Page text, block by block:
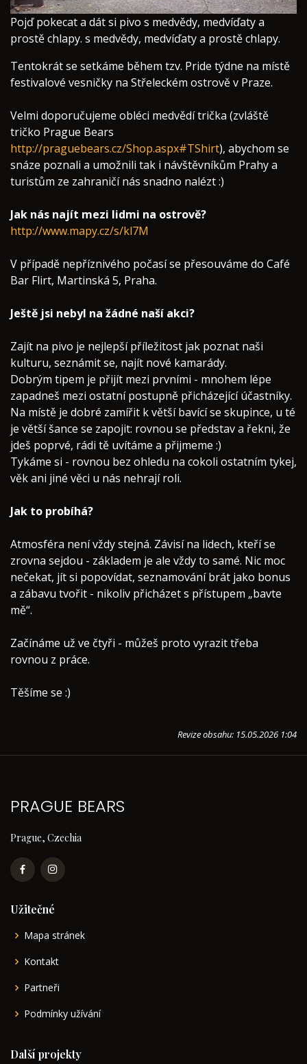
Pojď pokecat a dát si pivo s medvědy, medvíďaty a
prostě chlapy. s medvědy, medvíďaty a prostě chlapy.
Tentokrát se setkáme během tzv. Pride týdne na místě
festivalové vesničky na Střeleckém ostrově v Praze.
Velmi doporučujeme obléci medvědí trička (zvláště
tričko Prague Bears
http://praguebears.cz/Shop.aspx#TShirt), abychom se
snáze poznali a umožnili tak i návštěvníkům Prahy a
turistům ze zahraničí nás snadno nalézt :)
Jak nás najít mezi lidmi na ostrově?
http://www.mapy.cz/s/kl7M
V případě nepříznivého počasí se přesouváme do Café
Bar Flirt, Martinská 5, Praha.
Ještě jsi nebyl na žádné naší akci?
Zajít na pivo je nejlepší příležitost jak poznat naši
kulturu, seznámit se, najít nové kamarády.
Dobrým tipem je přijít mezi prvními - mnohem lépe
zapadneš mezi ostatní postupně přicházející účastníky.
Na místě je dobré zamířit k větší bavící se skupince, u té
je větší šance se zapojit: rovnou se představ a řekni, že
jdeš poprvé, rádi tě uvítáme a přijmeme :)
Tykáme si - rovnou bez ohledu na cokoli ostatním tykej,
věk ani jiné věci u nás nehrají roli.
Jak to probíhá?
Atmosféra není vždy stejná. Závisí na lidech, kteří se
zrovna sejdou - základem je ale vždy to samé. Nic moc
nečekat, jít si popovídat, seznamování brát jako bonus
a zábavu tvořit - nikoliv přicházet s přístupem „bavte
mě“.
Začínáme už ve čtyři - můžeš proto vyrazit třeba
rovnou z práce.
Těšíme se :)
Revize obsahu: 15.05.2026 1:04
PRAGUE BEARS
Prague, Czechia
Užitečné
Mapa stránek
Kontakt
Partneři
Podmínky užívání
Další projekty